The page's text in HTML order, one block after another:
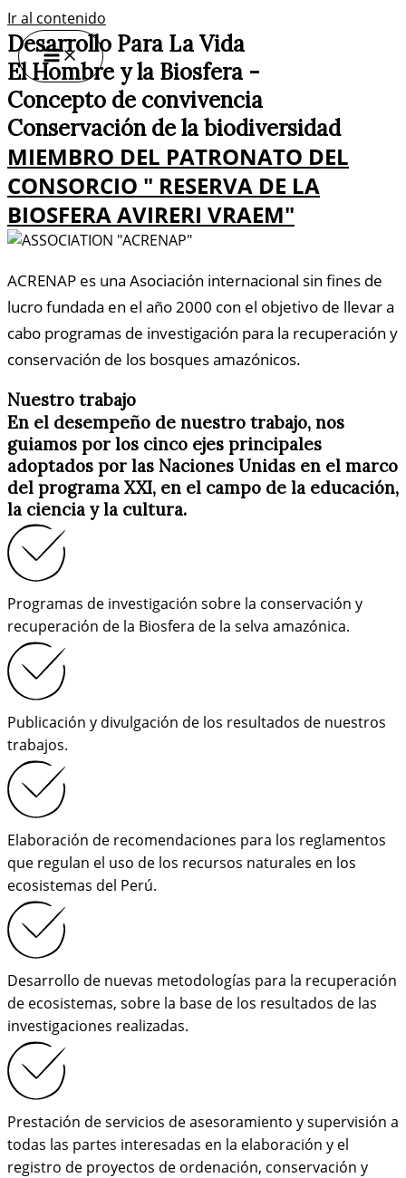
Ir al contenido
Desarrollo Para La Vida
El Hombre y la Biosfera -
Concepto de convivencia
Conservación de la biodiversidad
MIEMBRO DEL PATRONATO DEL
CONSORCIO " RESERVA DE LA
BIOSFERA AVIRERI VRAEM"
ACRENAP es una Asociación internacional sin fines de
lucro fundada en el año 2000 con el objetivo de llevar a
cabo programas de investigación para la recuperación y
conservación de los bosques amazónicos.
Nuestro trabajo
En el desempeño de nuestro trabajo, nos
guiamos por los cinco ejes principales
adoptados por las Naciones Unidas en el marco
del programa XXI, en el campo de la educación,
la ciencia y la cultura.
Programas de investigación sobre la conservación y
recuperación de la Biosfera de la selva amazónica.
Publicación y divulgación de los resultados de nuestros
trabajos.
Elaboración de recomendaciones para los reglamentos
que regulan el uso de los recursos naturales en los
ecosistemas del Perú.
Desarrollo de nuevas metodologías para la recuperación
de ecosistemas, sobre la base de los resultados de las
investigaciones realizadas.
Prestación de servicios de asesoramiento y supervisión a
todas las partes interesadas en la elaboración y el
registro de proyectos de ordenación, conservación y